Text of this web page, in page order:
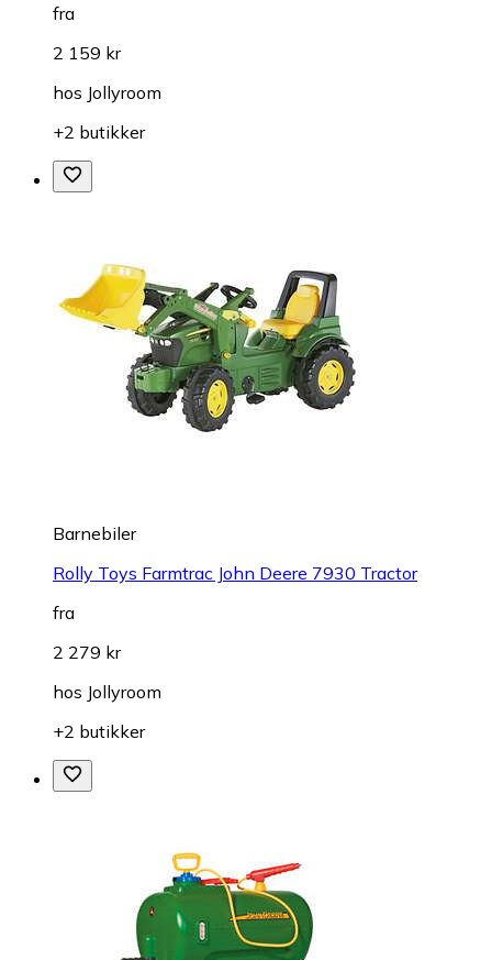
fra
2 159 kr
hos Jollyroom
+2 butikker
Barnebiler
Rolly Toys Farmtrac John Deere 7930 Tractor
fra
2 279 kr
hos Jollyroom
+2 butikker